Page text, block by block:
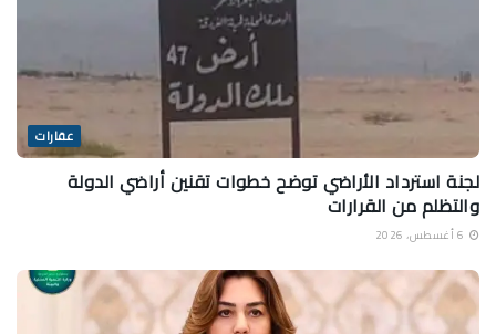
عقارات
لجنة استرداد الأراضي توضح خطوات تقنين أراضي الدولة
والتظلم من القرارات